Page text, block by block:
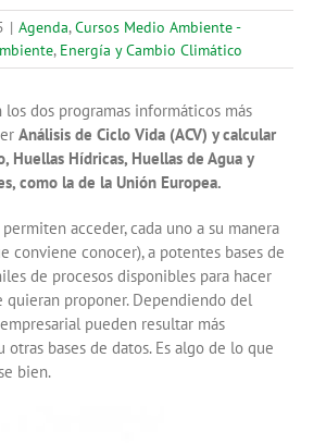
| Agenda,Cursos Medio Ambiente -
, Energía y Cambio Climático
los dos programas informáticos más
Análisis de Ciclo Vida (ACV) y calcular
Huellas Hídricas, Huellas de Agua y
como la de la Unión Europea.
acceder, cada uno a su manera
conviene conocer), a potentes bases de
de procesos disponibles para hacer
quieran proponer. Dependiendo del
pueden resultar más
otras bases de datos. Es algo de lo que
bien.